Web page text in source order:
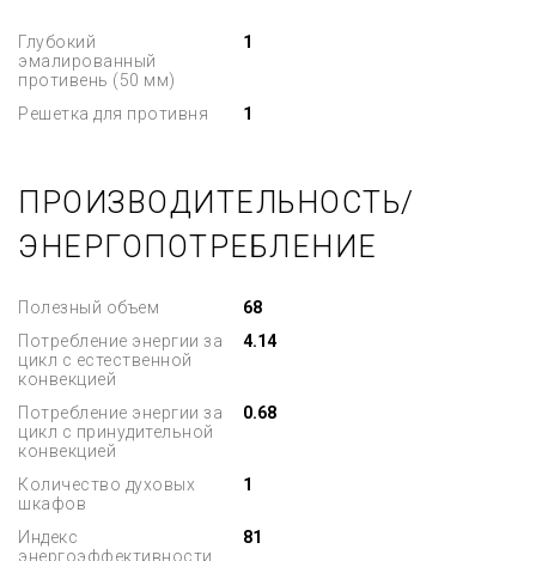
Глубокий
эмалированный
противень (50 мм)
1
Решетка для противня 1
ПРОИЗВОДИТЕЛЬНОСТЬ/
ЭНЕРГОПОТРЕБЛЕНИЕ
Полезный объем
68
Потребление энергии за
цикл с естественной
конвекцией
4.14
Потребление энергии за
цикл с принудительной
конвекцией
0.68
Количество духовых
шкафов
1
Индекс
энергоэффективности
81